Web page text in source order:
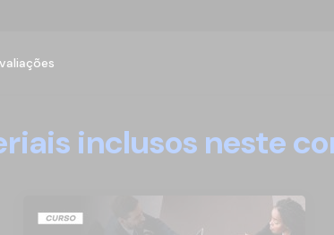
inclusos neste